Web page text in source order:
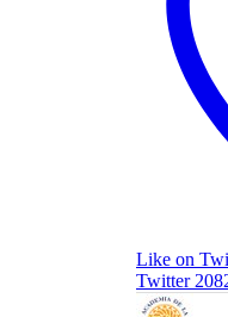
Like on
Twitter